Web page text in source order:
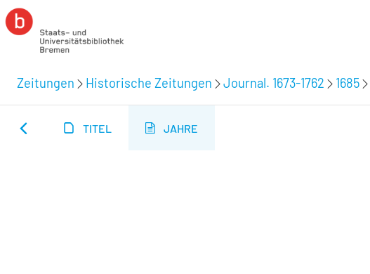
Zeitungen Historische Zeitungen Journal. 1673-1762 1685
TITEL JAHRE